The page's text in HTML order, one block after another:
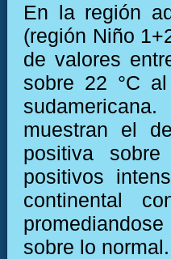
En la región
(región Niño
de valores
sobre 22 °C
muestran el
positiva
positivos
continental
sobre lo normal.